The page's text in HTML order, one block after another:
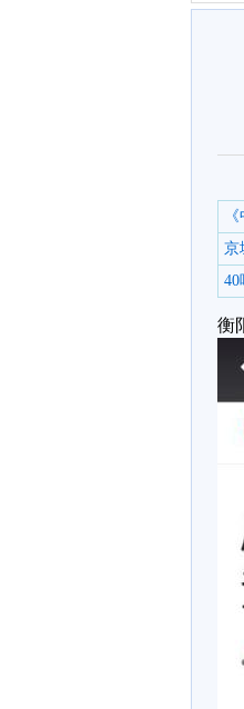
京
40
衡